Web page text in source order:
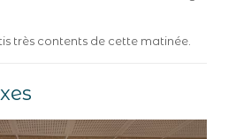
très contents de cette matinée.